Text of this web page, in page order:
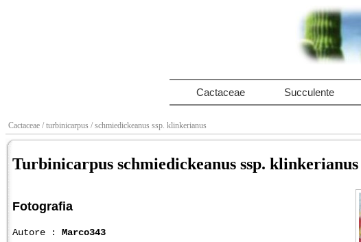
Cactaceae Succulente
Cactaceae / turbinicarpus / schmiedickeanus ssp. klinkerianus
Turbinicarpus schmiedickeanus ssp. klinkerianus
Fotografia
Autore : Marco343